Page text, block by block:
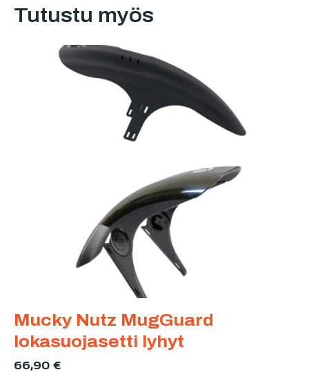
Tutustu myös
Mucky Nutz MugGuard
lokasuojasetti lyhyt
66,90€